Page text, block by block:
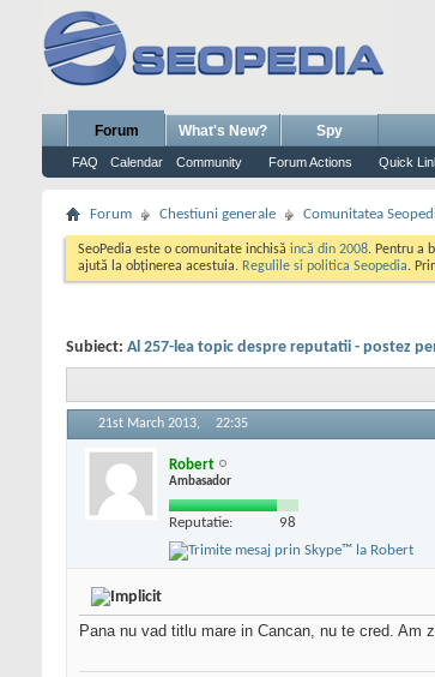
Forum
FAQ Calendar Community Forum Actions Quick
What's New? Spy
Forum Chestiuni generale Comunitatea
SeoPedia este o comunitate inchisă incă din 2008. Pentru a
ajută la obținerea acestuia. Regulile si politica Seopedia.
Subiect: Al 257-lea topic despre reputatii - postez
21st March 2013, 22:35
Robert
Ambasador
Reputatie: 98
Pana nu vad titlu mare in Cancan, nu te cred. Am